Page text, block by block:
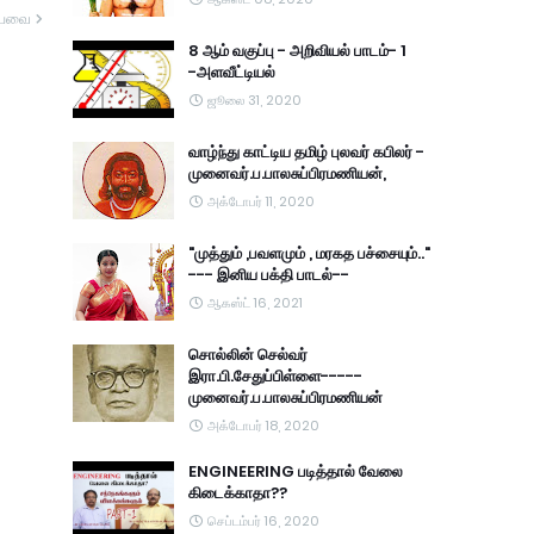
8 ஆம் வகுப்பு - அறிவியல் பாடம்- 1
-அளவீட்டியல்
ஜூலை 31, 2020
வாழ்ந்து காட்டிய தமிழ் புலவர் கபிலர் -
முனைவர்.ப.பாலசுப்பிரமணியன்,
அக்டோபர் 11, 2020
"முத்தும் ,பவளமும் , மரகத பச்சையும்.."
--- இனிய பக்தி பாடல்--
ஆகஸ்ட் 16, 2021
சொல்லின் செல்வர்
இரா.பி.சேதுப்பிள்ளை-----
முனைவர்.ப.பாலசுப்பிரமணியன்
அக்டோபர் 18, 2020
ENGINEERING படித்தால் வேலை
கிடைக்காதா??
செப்டம்பர் 16, 2020